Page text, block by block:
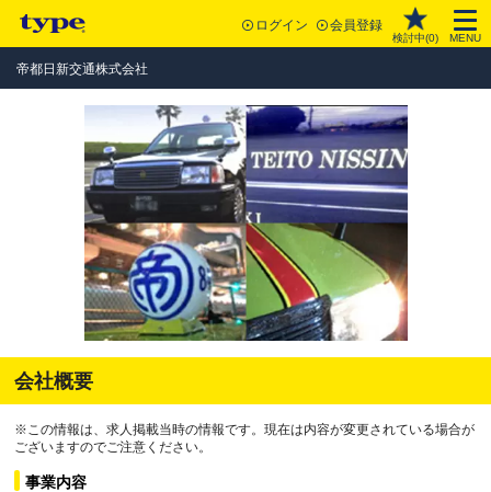
ログイン 会員登録
検討中(0) MENU
帝都日新交通株式会社
会社概要
※この情報は、求人掲載当時の情報です。現在は内容が変更されている場合が
ございますのでご注意ください。
事業内容